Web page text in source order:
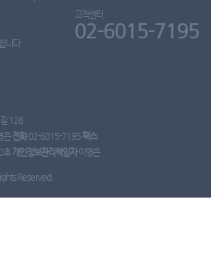
니다.
고객센터
02-6015-7195
126
은 전화02-6015-7195팩스
호 개인정보관리책임자이영은
Reserved.